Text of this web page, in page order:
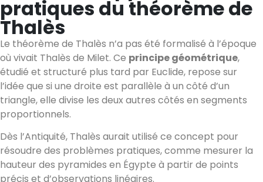
pratiques du théorème de
Thalès
Le théorème de Thalès n’a pas été formalisé à l’époque
où vivait Thalès de Milet. Ce principe géométrique,
étudié et structuré plus tard par Euclide, repose sur
l’idée que si une droite est parallèle à un côté d’un
triangle, elle divise les deux autres côtés en segments
proportionnels.
Dès l’Antiquité, Thalès aurait utilisé ce concept pour
résoudre des problèmes pratiques, comme mesurer la
hauteur des pyramides en Égypte à partir de points
précis et d’observations linéaires.